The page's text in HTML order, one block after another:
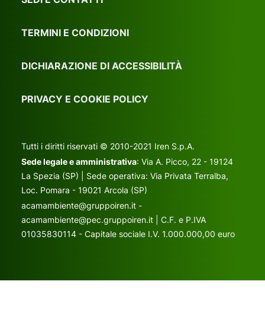
TERMINI E CONDIZIONI
DICHIARAZIONE DI ACCESSIBILITÀ
PRIVACY E COOKIE POLICY
Tutti i diritti riservati © 2010-2021 Iren S.p.A.
Sede legale e amministrativa: Via A. Picco, 22 - 19124
La Spezia (SP) | Sede operativa: Via Privata Terralba,
Loc. Pomara - 19021 Arcola (SP)
acamambiente@gruppoiren.it -
acamambiente@pec.gruppoiren.it | C.F. e P.IVA
01035830114 - Capitale sociale I.V. 1.000.000,00 euro